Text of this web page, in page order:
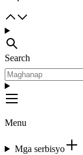
Search
Menu
Mga serbisyo